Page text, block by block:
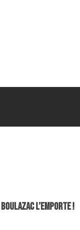
BOULAZAC L’EMPORTE !